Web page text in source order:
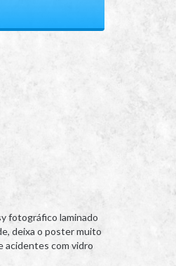
fotográfico laminado
deixa o poster muito
acidentes com vidro